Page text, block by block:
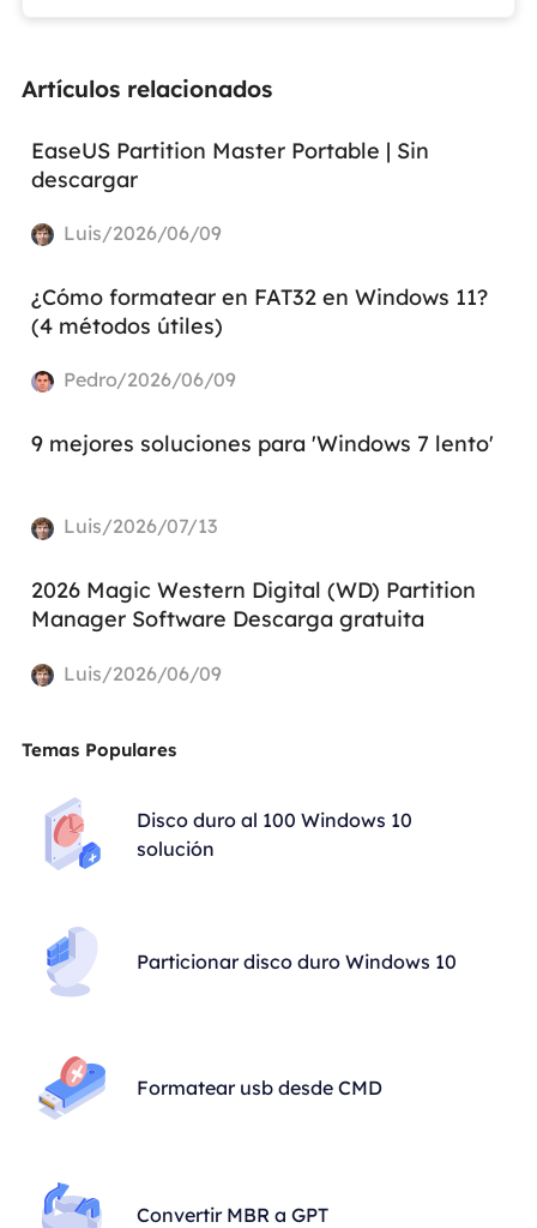
Artículos relacionados
EaseUS Partition Master Portable | Sin
descargar
Luis/2026/06/09
¿Cómo formatear en FAT32 en Windows 11?
(4 métodos útiles)
Pedro/2026/06/09
9 mejores soluciones para 'Windows 7 lento'
Luis/2026/07/13
2026 Magic Western Digital (WD) Partition
Manager Software Descarga gratuita
Luis/2026/06/09
Temas Populares
Disco duro al 100 Windows 10
solución
Particionar disco duro Windows 10
Formatear usb desde CMD
Convertir MBR a GPT